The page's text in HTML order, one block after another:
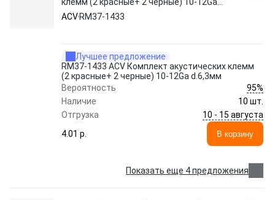
d.6,3мм
ACV RM37-1433
Лучшее предложение
RM37-1433 ACV Комплект акустических клемм
(2 красные+ 2 черные) 10-12Ga d.6,3мм
Вероятность
95%
Наличие
10 шт.
Отгрузка
10 - 15 августа
4.01 p.
В корзину
Показать еще 4 предложения